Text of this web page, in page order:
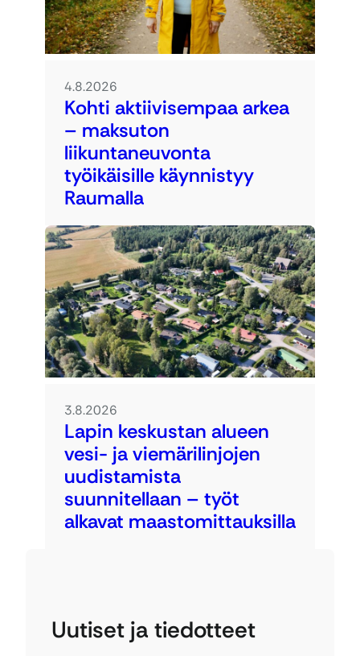
4.8.2026
Kohti aktiivisempaa arkea
– maksuton
liikuntaneuvonta
työikäisille käynnistyy
Raumalla
3.8.2026
Lapin keskustan alueen
vesi- ja viemärilinjojen
uudistamista
suunnitellaan – työt
alkavat maastomittauksilla
Uutiset ja tiedotteet